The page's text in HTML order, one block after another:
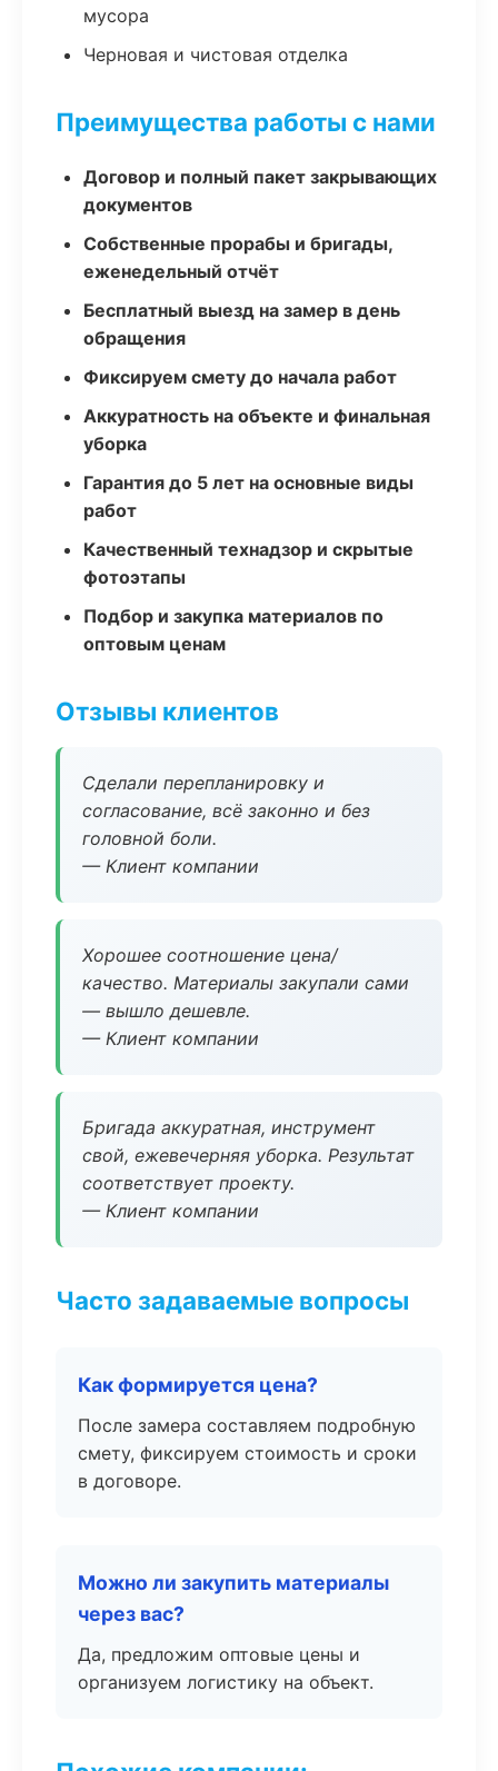
мусора
Черновая и чистовая отделка
Преимущества работы с нами
Договор и полный пакет закрывающих
документов
Собственные прорабы и бригады,
еженедельный отчёт
Бесплатный выезд на замер в день
обращения
Фиксируем смету до начала работ
Аккуратность на объекте и финальная
уборка
Гарантия до 5 лет на основные виды
работ
Качественный технадзор и скрытые
фотоэтапы
Подбор и закупка материалов по
оптовым ценам
Отзывы клиентов
Сделали перепланировку и
согласование, всё законно и без
головной боли.
— Клиент компании
Хорошее соотношение цена/
качество. Материалы закупали сами
— вышло дешевле.
— Клиент компании
Бригада аккуратная, инструмент
свой, ежевечерняя уборка. Результат
соответствует проекту.
— Клиент компании
Часто задаваемые вопросы
Как формируется цена?
После замера составляем подробную
смету, фиксируем стоимость и сроки
в договоре.
Можно ли закупить материалы
через вас?
Да, предложим оптовые цены и
организуем логистику на объект.